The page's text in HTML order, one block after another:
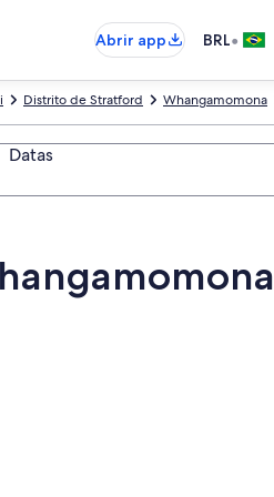
Abrir app
BRL•
Whangamomona
Distrito de Stratford
Datas